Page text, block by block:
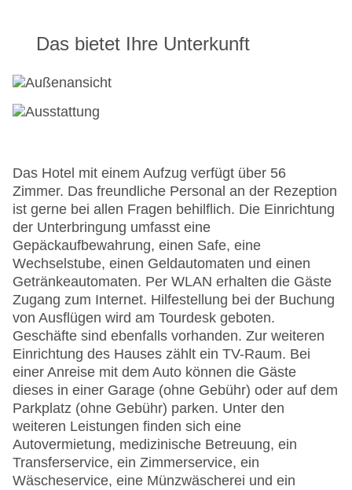
Das bietet Ihre Unterkunft
Das Hotel mit einem Aufzug verfügt über 56
Zimmer. Das freundliche Personal an der Rezeption
ist gerne bei allen Fragen behilflich. Die Einrichtung
der Unterbringung umfasst eine
Gepäckaufbewahrung, einen Safe, eine
Wechselstube, einen Geldautomaten und einen
Getränkeautomaten. Per WLAN erhalten die Gäste
Zugang zum Internet. Hilfestellung bei der Buchung
von Ausflügen wird am Tourdesk geboten.
Geschäfte sind ebenfalls vorhanden. Zur weiteren
Einrichtung des Hauses zählt ein TV-Raum. Bei
einer Anreise mit dem Auto können die Gäste
dieses in einer Garage (ohne Gebühr) oder auf dem
Parkplatz (ohne Gebühr) parken. Unter den
weiteren Leistungen finden sich eine
Autovermietung, medizinische Betreuung, ein
Transferservice, ein Zimmerservice, ein
Wäscheservice, eine Münzwäscherei und ein